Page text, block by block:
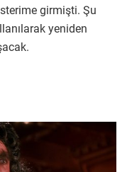
girmişti. Şu
yeniden